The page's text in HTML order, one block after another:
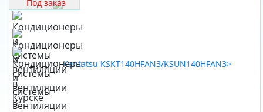
Бренд
Akvilon
CENTEK
Electrolux
FUNAI
General
Под заказ